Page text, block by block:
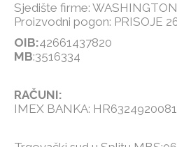
Sjedište firme:
Proizvodni pogon: PRISOJE
OIB:42661437820
MB:3516334
RAČUNI:
IMEX BANKA: